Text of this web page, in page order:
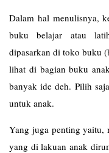
Dalam hal menulisnya,
buku belajar atau
dipasarkan di toko buku
lihat di bagian buku
banyak ide deh. Pilih
untuk anak.
Yang juga penting yaitu,
yang di lakuan anak